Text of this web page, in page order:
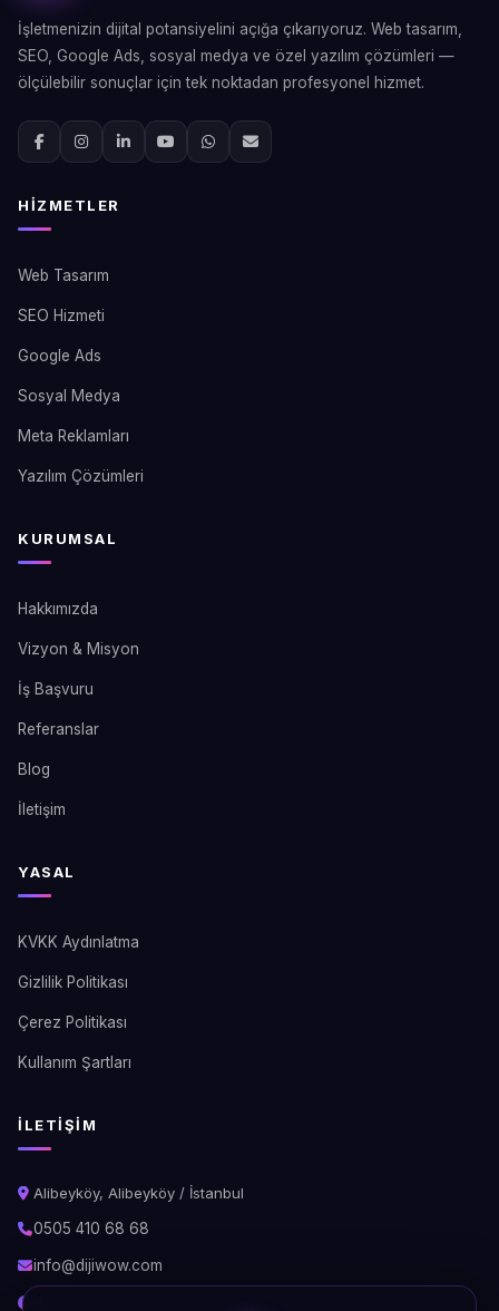
İşletmenizin dijital potansiyelini açığa çıkarıyoruz. Web tasarım,
SEO, Google Ads, sosyal medya ve özel yazılım çözümleri —
ölçülebilir sonuçlar için tek noktadan profesyonel hizmet.
HIZMETLER
Web Tasarım
SEO Hizmeti
Google Ads
Sosyal Medya
Meta Reklamları
Yazılım Çözümleri
KURUMSAL
Hakkımızda
Vizyon & Misyon
İş Başvuru
Referanslar
Blog
İletişim
YASAL
KVKK Aydınlatma
Gizlilik Politikası
Çerez Politikası
Kullanım Şartları
İLETIŞIM
Alibeyköy, Alibeyköy / İstanbul
0505 410 68 68
info@dijiwow.com